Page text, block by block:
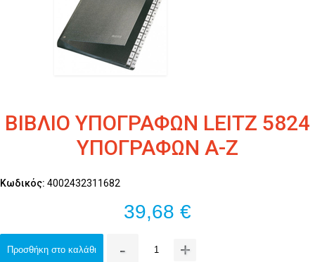
ΒΙΒΛΙΟ ΥΠΟΓΡΑΦΩΝ LEITZ 5824
ΥΠΟΓΡΑΦΩΝ Α-Ζ
Κωδικός: 4002432311682
39,68 €
Προσθήκη στο καλάθι - +